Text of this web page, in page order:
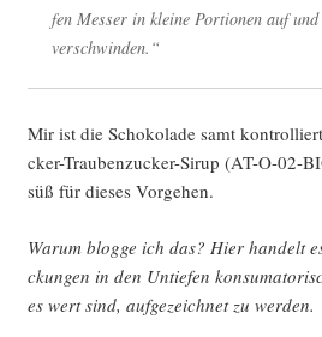
fen Mes­ser in klei­ne Por­tio­nen auf
verschwinden.“
Mir ist die Scho­ko­la­de samt
cker-Trau­ben­zu­cker-Sirup (AT-O-02-
süß für die­ses Vorgehen.
War­um blog­ge ich das? Hier han­delt
ckun­gen in den Untie­fen
es wert sind, auf­ge­zeich­net zu werden.